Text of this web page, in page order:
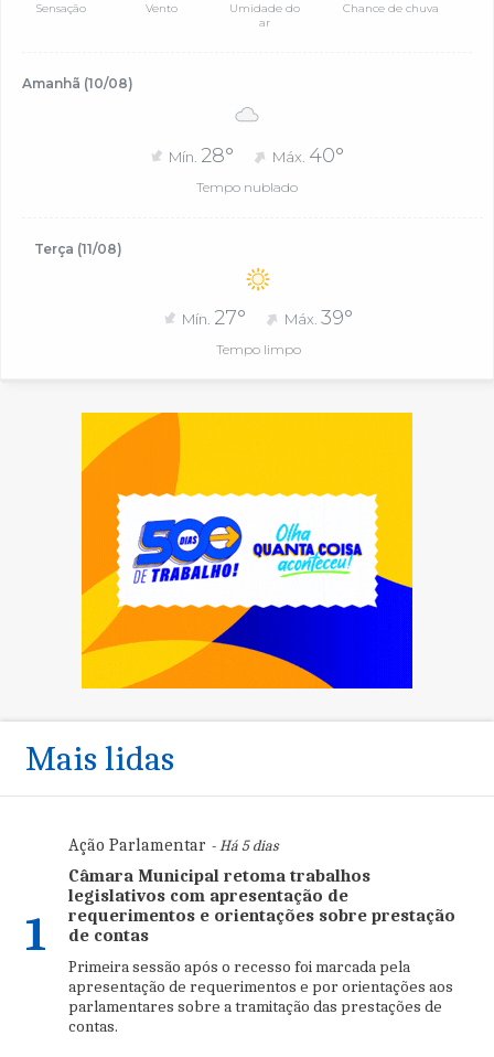
Sensação Vento
Umidade do
ar
Chance de chuva
Amanhã (10/08)
Mín. 28° Máx. 40°
Tempo nublado
Terça (11/08)
Mín. 27° Máx.39°
Tempo limpo
Mais lidas
1
Ação Parlamentar - Há 5 dias
Câmara Municipal retoma trabalhos
legislativos com apresentação de
requerimentos e orientações sobre prestação
de contas
Primeira sessão após o recesso foi marcada pela
apresentação de requerimentos e por orientações aos
parlamentares sobre a tramitação das prestações de
contas.